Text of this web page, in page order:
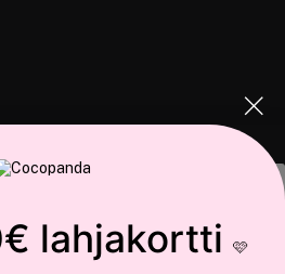
käyttää evästeitä
sisällön ja mainosten
lahjakortti 🩷